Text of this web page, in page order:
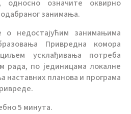
односно означите оквирно
занимања.
о недостајућим занимањима
Привредна комора
усклађивања потреба
рада, по јединицама локалне
наставних планова и програма
5 минута.